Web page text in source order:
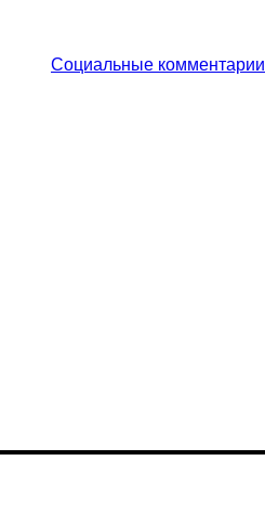
Социальные комментарии